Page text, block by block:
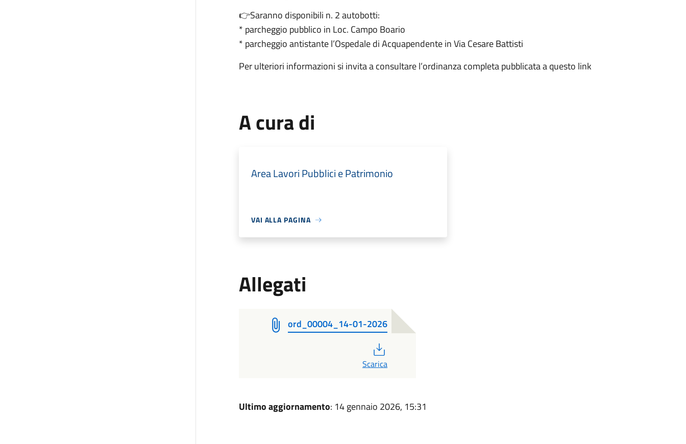
👉Saranno disponibili n. 2 autobotti:
* parcheggio pubblico in Loc. Campo Boario
* parcheggio antistante l’Ospedale di Acquapendente in Via Cesare Battisti
Per ulteriori informazioni si invita a consultare l’ordinanza completa pubblicata a questo link
A cura di
Area Lavori Pubblici e Patrimonio
VAI ALLA PAGINA
Allegati
ord_00004_14-01-2026
Scarica
Ultimo aggiornamento: 14 gennaio 2026, 15:31